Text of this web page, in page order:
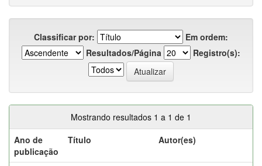
Classificar por:
Em ordem:
Resultados/Página
Registro(s):
Mostrando resultados 1 a 1 de 1
Ano de
publicação
Título Autor(es)